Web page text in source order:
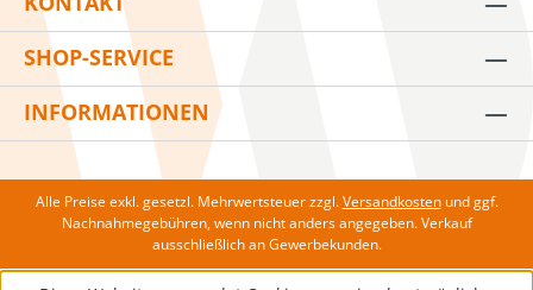
SHOP-SERVICE
INFORMATIONEN
Alle Preise exkl. gesetzl. Mehrwertsteuer zzgl.Versandkostenund ggf.
Nachnahmegebühren, wenn nicht anders angegeben. Verkauf
ausschließlich an Gewerbekunden.